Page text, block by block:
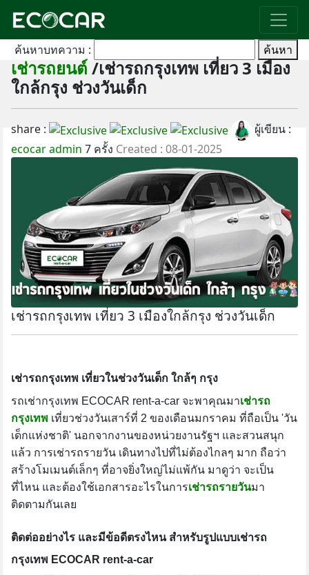
ค้นหาบทความ : ค้นหา
เช่ารถยนต์/เช่ารถกรุงเทพ เที่ยว 3 เมือง
ใกล้กรุง ช่วงวันเด็ก
share :
ผู้เขียน :
ecocar admin 7 ครั้ง Created : 08-01-2025
เช่ารถกรุงเทพ เที่ยว 3 เมืองใกล้กรุง ช่วงวันเด็ก
เช่ารถกรุงเทพ เที่ยวในช่วงวันเด็ก ใกล้ๆ กรุง
รถเช่ากรุงเทพ ECOCAR rent-a-car จะพาคุณมาเช่ารถ
กรุงเทพ เที่ยวช่วงวันเสาร์ที่ 2 ของเดือนมกราคม ที่ถือเป็น 'วัน
เด็กแห่งชาติ' นอกจากงานของหน่วยงานรัฐฯ และสวนสนุก
แล้ว การเช่ารถรายวัน เดินทางไปที่ไม่ต้องไกลๆ มาก ถือว่า
สร้างโมเมนต์เล็กๆ ที่อาจยิ่งใหญ่ไม่แพ้กัน มาดูว่า จะเป็น
ที่ไหน และต้องใช้เอกสารอะไรในการเช่ารถรายวันมา
ติดตามกันเลย
ติดต่ออย่างไร และมีข้อดีตรงไหน สำหรับรูปแบบเช่ารถ
กรุงเทพ ECOCAR rent-a-car